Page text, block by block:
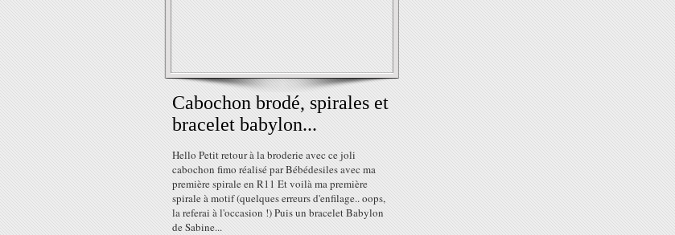
Cabochon brodé, spirales et
bracelet babylon...
Hello Petit retour à la broderie avec ce joli
cabochon fimo réalisé par Bébédesiles avec ma
première spirale en R11 Et voilà ma première
spirale à motif (quelques erreurs d'enfilage.. oops,
la referai à l'occasion !) Puis un bracelet Babylon
de Sabine...